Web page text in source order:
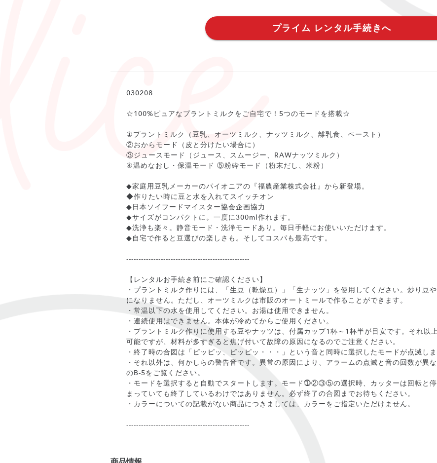
プライム レンタル手続きへ
030208
☆100%ピュアなプラントミルクをご自宅で！5つのモードを搭載☆
①プラントミルク（豆乳、オーツミルク、ナッツミルク、離乳食、ペースト）
②おからモード（皮と分けたい場合に）
③ジュースモード（ジュース、スムージー、RAWナッツミルク）
④温めなおし・保温モード ⑤粉砕モード（粉末だし、米粉）
◆家庭用豆乳メーカーのパイオニアの『福農産業株式会社』から新登場。
◆作りたい時に豆と水を入れてスイッチオン
◆日本ソイフードマイスター協会企画協力
◆サイズがコンパクトに。一度に300ml作れます。
◆洗浄も楽々。静音モード・洗浄モードあり。毎日手軽にお使いいただけます。
◆自宅で作ると豆選びの楽しさも。そしてコスパも最高です。
--------------------------------------------------
【レンタルお手続き前にご確認ください】
・プラントミルク作りには、「生豆（乾燥豆）」「生ナッツ」を使用してください。炒り豆
になりません。ただし、オーツミルクは市販のオートミールで作ることができます。
・常温以下の水を使用してください。お湯は使用できません。
・連続使用はできません。本体が冷めてからご使用ください。
・プラントミルク作りに使用する豆やナッツは、付属カップ1杯～1杯半が目安です。それ以
可能ですが、材料が多すぎると焦げ付いて故障の原因になるのでご注意ください。
・終了時の合図は「ピッピッ、ピッピッ・・・」という音と同時に選択したモードが点滅しま
・それ以外は、何かしらの警告音です。異常の原因により、アラームの点滅と音の回数が異
のB-5をご覧ください。
・モードを選択すると自動でスタートします。モード⓵②③⑤の選択時、カッターは回転と
まっていても終了しているわけではありません。必ず終了の合図までお待ちください。
・カラーについての記載がない商品につきましては、カラーをご指定いただけません。
--------------------------------------------------